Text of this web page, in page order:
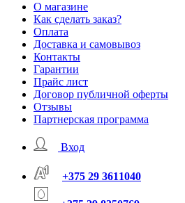
О магазине
Как сделать заказ?
Оплата
Доставка и самовывоз
Контакты
Гарантии
Прайс лист
Договор публичной оферты
Отзывы
Партнерская программа
Вход
+375 29 3611040